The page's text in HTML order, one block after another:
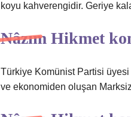
koyu kahverengidir. Geriye
Nâzım Hikmet
Türkiye Komünist Partisi
ve ekonomiden oluşan